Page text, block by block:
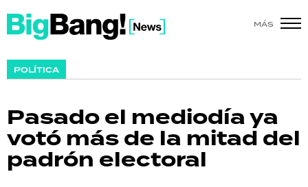
MÁS
POLÍTICA
Pasado el mediodía ya
votó más de la mitad del
padrón electoral
SHOW
ACTUALIDAD
POLICIALES